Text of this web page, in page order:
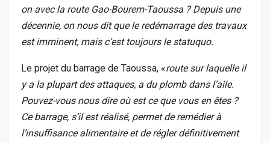
on avec la route Gao-Bourem-Taoussa ? Depuis une
décennie, on nous dit que le redémarrage des travaux
est imminent, mais c’est toujours le statuquo.
Le projet du barrage de Taoussa, «route sur laquelle il
y a la plupart des attaques, a du plomb dans l’aile.
Pouvez-vous nous dire où est ce que vous en êtes ?
Ce barrage, s’il est réalisé, permet de remédier à
l’insuffisance alimentaire et de régler définitivement